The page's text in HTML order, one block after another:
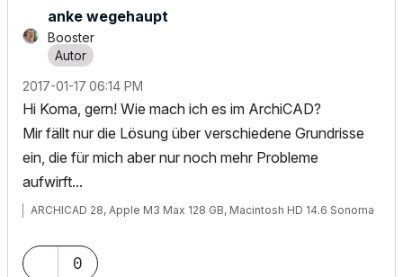
anke wegehaupt
Booster
‎2017-01-17 06:14 PM
Hi Koma, gern! Wie mach ich es im ArchiCAD?
Mir fällt nur die Lösung über verschiedene Grundrisse
ein, die für mich aber nur noch mehr Probleme
aufwirft...
ARCHICAD 28, Apple M3 Max 128 GB, Macintosh HD 14.6 Sonoma
0